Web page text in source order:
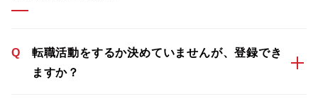
Q
転職活動をするか決めていませんが、登録でき
ますか？